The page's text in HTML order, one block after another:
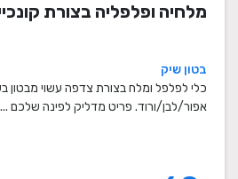
מלחיה ופלפליה בצורת
בטון שיק
כלי לפלפל ומלח בצורת צדפה עשוי מבטון
אפור/לבן/ורוד. פריט מדליק לפינה שלכם ...